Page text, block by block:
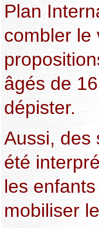
Plan
combler le
âgés de
dépister.
Aussi, des
été
les
mobiliser